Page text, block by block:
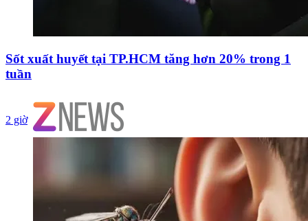
Sốt xuất huyết tại TP.HCM tăng hơn 20% trong 1
tuần
2 giờ